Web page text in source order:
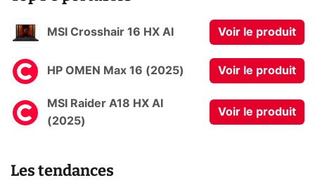
MSI Crosshair 16 HX AI Voir le produit
HP OMEN Max 16 (2025) Voir le produit
MSI Raider A18 HX AI
(2025)
Voir le produit
Les tendances